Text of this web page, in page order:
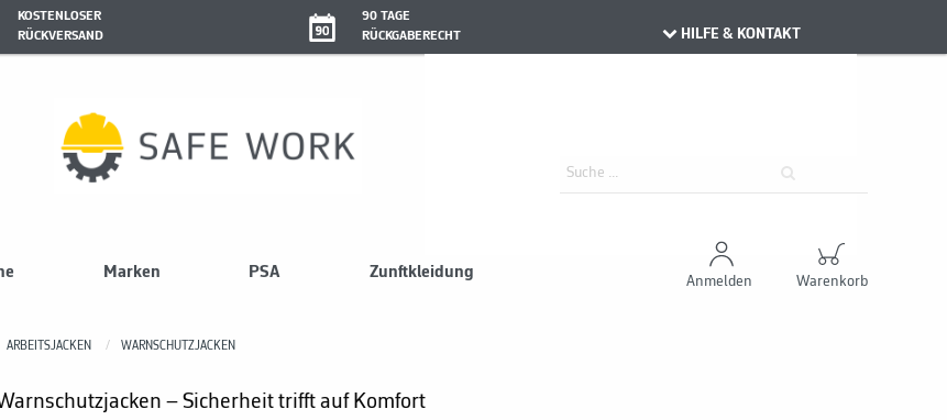
KOSTENLOSER
RÜCKVERSAND
90 TAGE
RÜCKGABERECHT
HILFE & KONTAKT
Marken PSA Zunftkleidung
Anmelden Warenkorb
ARBEITSJACKEN WARNSCHUTZJACKEN
– Sicherheit trifft auf Komfort